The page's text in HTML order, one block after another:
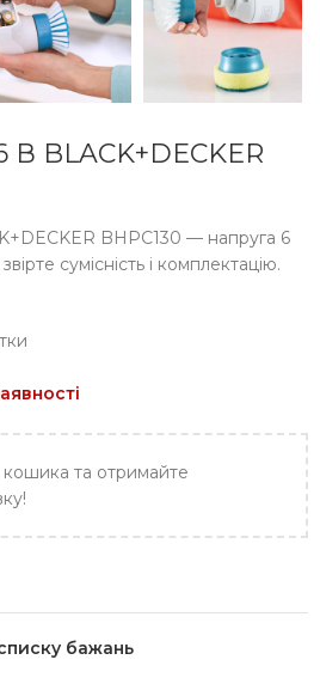
В BLACK+DECKER
BHPC130 — напруга 6
сумісність і комплектацію.
та отримайте
бажань